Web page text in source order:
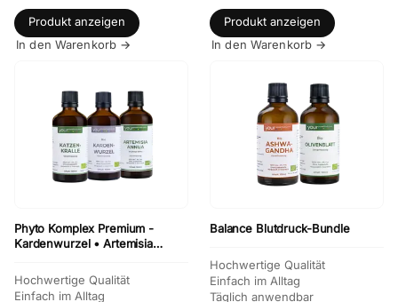
Produkt anzeigen
In den Warenkorb →
Produkt anzeigen
In den Warenkorb →
Phyto Komplex Premium -
Kardenwurzel • Artemisia
Hochwertige Qualität
Einfach im Alltag
Balance Blutdruck-Bundle
Hochwertige Qualität
Einfach im Alltag
Täglich anwendbar